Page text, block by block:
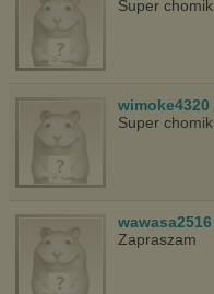
Super chomik
wimoke4320
Super chomik
wawasa2516
Zapraszam